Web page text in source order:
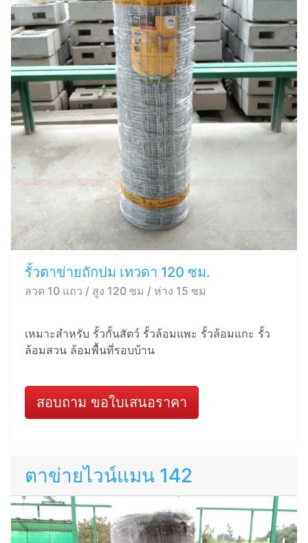
รั้วตาข่ายถักปม เทวดา 120 ซม.
ลวด 10 แถว / สูง 120 ซม / ห่าง 15 ซม
เหมาะสำหรับ รั้วกั้นสัตว์ รั้วล้อมแพะ รั้วล้อมแกะ รั้ว
ล้อมสวน ล้อมพื้นที่รอบบ้าน
สอบถาม ขอใบเสนอราคา
ตาข่ายไวน์แมน 142